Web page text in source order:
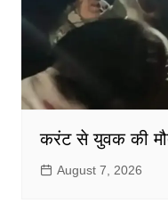
करंट से युवक की
August 7, 2026